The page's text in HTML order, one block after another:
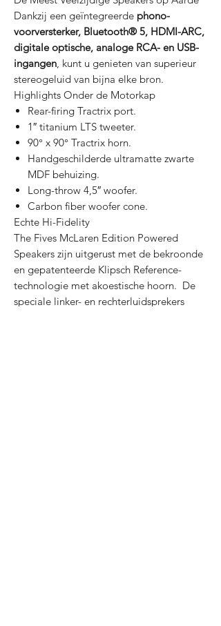
Dankzij een geïntegreerde phono-
voorversterker, Bluetooth® 5, HDMI-ARC,
digitale optische, analoge RCA- en USB-
ingangen , kunt u genieten van superieur
stereogeluid van bijna elke bron.
Highlights Onder de Motorkap
Rear-firing Tractrix port.
1″ titanium LTS tweeter.
90° x 90° Tractrix horn.
Handgeschilderde ultramatte zwarte
MDF behuizing.
Long-throw 4,5″ woofer.
Carbon fiber woofer cone.
Echte Hi-Fidelity
The Fives McLaren Edition Powered
Speakers zijn uitgerust met de bekroonde
en gepatenteerde Klipsch Reference-
technologie met akoestische hoorn. De
speciale linker- en rechterluidsprekers